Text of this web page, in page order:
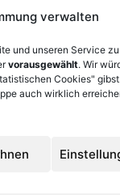
verwalten
und unseren Service
vorausgewählt. Wir
Cookies"
auch wirklich